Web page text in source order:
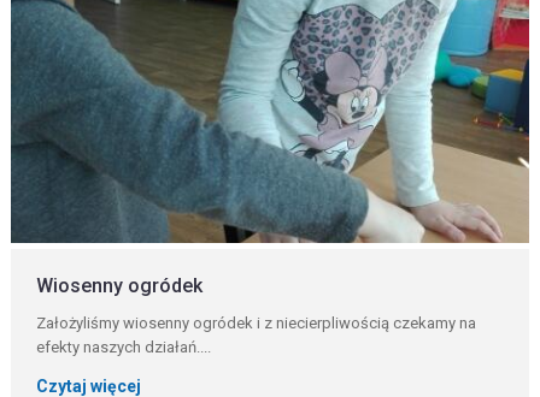
Wiosenny ogródek
Założyliśmy wiosenny ogródek i z niecierpliwością czekamy na
efekty naszych działań....
Czytaj więcej